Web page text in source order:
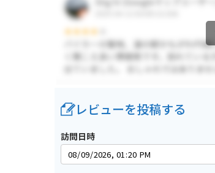
レビューを投稿する
訪問日時